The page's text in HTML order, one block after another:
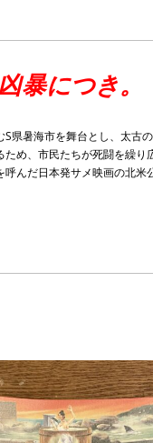
暴につき。
S県暑海市を舞台とし、太古
ため、市民たちが死闘を繰り
呼んだ日本発サメ映画の北米